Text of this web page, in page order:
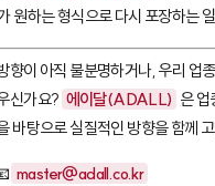
원하는 형식으로 다시 포장하는
향이 아직 불분명하거나, 우리 업
신가요? 에이달(ADALL) 은 업
바탕으로 실질적인 방향을 함께
master@adall.co.kr